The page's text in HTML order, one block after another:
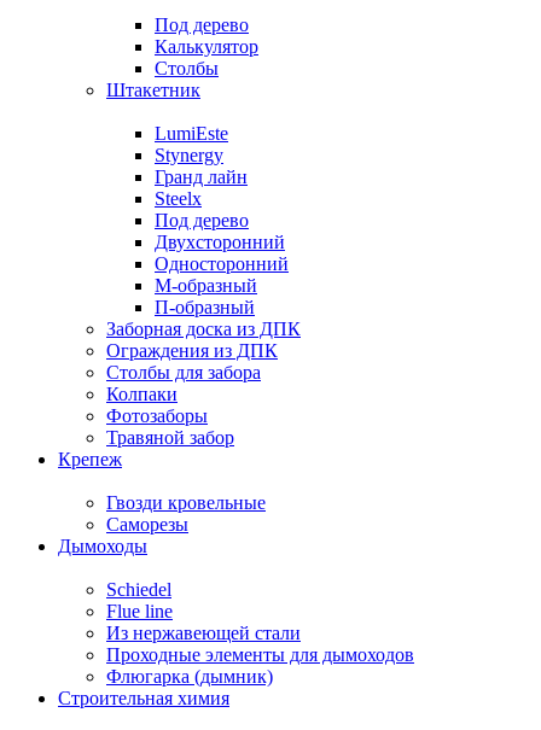
Под дерево
Калькулятор
Столбы
Штакетник
LumiEste
Stynergy
Гранд лайн
Steelx
Под дерево
Двухсторонний
Односторонний
М-образный
П-образный
Заборная доска из ДПК
Ограждения из ДПК
Столбы для забора
Колпаки
Фотозаборы
Травяной забор
Крепеж
Гвозди кровельные
Саморезы
Дымоходы
Schiedel
Flue line
Из нержавеющей стали
Проходные элементы для дымоходов
Флюгарка (дымник)
Строительная химия